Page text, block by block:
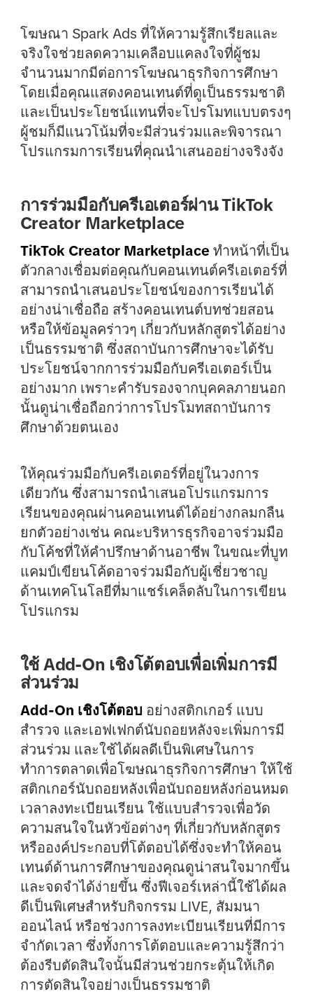
โฆษณา Spark Ads ที่ให้ความรู้สึกเรียลและ
จริงใจช่วยลดความเคลือบแคลงใจที่ผู้ชม
จำนวนมากมีต่อการโฆษณาธุรกิจการศึกษา
โดยเมื่อคุณแสดงคอนเทนต์ที่ดูเป็นธรรมชาติ
และเป็นประโยชน์แทนที่จะโปรโมทแบบตรงๆ
ผู้ชมก็มีแนวโน้มที่จะมีส่วนร่วมและพิจารณา
โปรแกรมการเรียนที่คุณนำเสนออย่างจริงจัง
การร่วมมือกับครีเอเตอร์ผ่าน TikTok
Creator Marketplace
TikTok Creator Marketplace ทำหน้าที่เป็น
ตัวกลางเชื่อมต่อคุณกับคอนเทนต์ครีเอเตอร์ที่
สามารถนำเสนอประโยชน์ของการเรียนได้
อย่างน่าเชื่อถือ สร้างคอนเทนต์บทช่วยสอน
หรือให้ข้อมูลคร่าวๆ เกี่ยวกับหลักสูตรได้อย่าง
เป็นธรรมชาติ ซึ่งสถาบันการศึกษาจะได้รับ
ประโยชน์จากการร่วมมือกับครีเอเตอร์เป็น
อย่างมาก เพราะคำรับรองจากบุคคลภายนอก
นั้นดูน่าเชื่อถือกว่าการโปรโมทสถาบันการ
ศึกษาด้วยตนเอง
ให้คุณร่วมมือกับครีเอเตอร์ที่อยู่ในวงการ
เดียวกัน ซึ่งสามารถนำเสนอโปรแกรมการ
เรียนของคุณผ่านคอนเทนต์ได้อย่างกลมกลืน
ยกตัวอย่างเช่น คณะบริหารธุรกิจอาจร่วมมือ
กับโค้ชที่ให้คำปรึกษาด้านอาชีพ ในขณะที่บูท
แคมป์เขียนโค้ดอาจร่วมมือกับผู้เชี่ยวชาญ
ด้านเทคโนโลยีที่มาแชร์เคล็ดลับในการเขียน
โปรแกรม
ใช้ Add-On เชิงโต้ตอบเพื่อเพิ่มการมี
ส่วนร่วม
Add-On เชิงโต้ตอบ อย่างสติกเกอร์ แบบ
สำรวจ และเอฟเฟกต์นับถอยหลังจะเพิ่มการมี
ส่วนร่วม และใช้ได้ผลดีเป็นพิเศษในการ
ทำการตลาดเพื่อโฆษณาธุรกิจการศึกษา ให้ใช้
สติกเกอร์นับถอยหลังเพื่อนับถอยหลังก่อนหมด
เวลาลงทะเบียนเรียน ใช้แบบสำรวจเพื่อวัด
ความสนใจในหัวข้อต่างๆ ที่เกี่ยวกับหลักสูตร
หรือองค์ประกอบที่โต้ตอบได้ซึ่งจะทำให้คอน
เทนต์ด้านการศึกษาของคุณดูน่าสนใจมากขึ้น
และจดจำได้ง่ายขึ้น ซึ่งฟีเจอร์เหล่านี้ใช้ได้ผล
ดีเป็นพิเศษสำหรับกิจกรรม LIVE, สัมมนา
ออนไลน์ หรือช่วงการลงทะเบียนเรียนที่มีการ
จำกัดเวลา ซึ่งทั้งการโต้ตอบและความรู้สึกว่า
ต้องรีบตัดสินใจนั้นมีส่วนช่วยกระตุ้นให้เกิด
การตัดสินใจอย่างเป็นธรรมชาติ